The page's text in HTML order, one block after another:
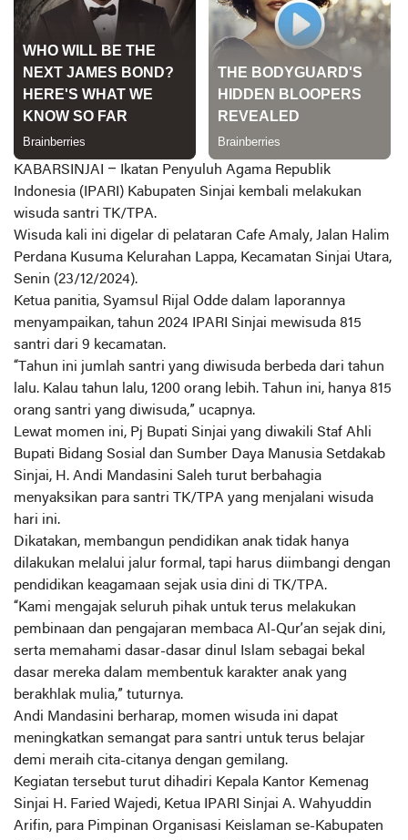
KABARSINJAI – Ikatan Penyuluh Agama Republik
Indonesia (IPARI) Kabupaten Sinjai kembali melakukan
wisuda santri TK/TPA.
Wisuda kali ini digelar di pelataran Cafe Amaly, Jalan Halim
Perdana Kusuma Kelurahan Lappa, Kecamatan Sinjai Utara,
Senin (23/12/2024).
Ketua panitia, Syamsul Rijal Odde dalam laporannya
menyampaikan, tahun 2024 IPARI Sinjai mewisuda 815
santri dari 9 kecamatan.
“Tahun ini jumlah santri yang diwisuda berbeda dari tahun
lalu. Kalau tahun lalu, 1200 orang lebih. Tahun ini, hanya 815
orang santri yang diwisuda,” ucapnya.
Lewat momen ini, Pj Bupati Sinjai yang diwakili Staf Ahli
Bupati Bidang Sosial dan Sumber Daya Manusia Setdakab
Sinjai, H. Andi Mandasini Saleh turut berbahagia
menyaksikan para santri TK/TPA yang menjalani wisuda
hari ini.
Dikatakan, membangun pendidikan anak tidak hanya
dilakukan melalui jalur formal, tapi harus diimbangi dengan
pendidikan keagamaan sejak usia dini di TK/TPA.
“Kami mengajak seluruh pihak untuk terus melakukan
pembinaan dan pengajaran membaca Al-Qur’an sejak dini,
serta memahami dasar-dasar dinul Islam sebagai bekal
dasar mereka dalam membentuk karakter anak yang
berakhlak mulia,” tuturnya.
Andi Mandasini berharap, momen wisuda ini dapat
meningkatkan semangat para santri untuk terus belajar
demi meraih cita-citanya dengan gemilang.
Kegiatan tersebut turut dihadiri Kepala Kantor Kemenag
Sinjai H. Faried Wajedi, Ketua IPARI Sinjai A. Wahyuddin
Arifin, para Pimpinan Organisasi Keislaman se-Kabupaten